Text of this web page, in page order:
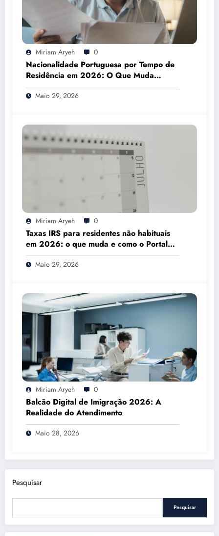
Miriam Aryeh 0
Nacionalidade Portuguesa por Tempo de
Residência em 2026: O Que Muda
Mesmo
Maio 29, 2026
Miriam Aryeh 0
Taxas IRS para residentes não habituais
em 2026: o que muda e como o Portal
das Finanças pode ajudar
Maio 29, 2026
Miriam Aryeh 0
Balcão Digital de Imigração 2026: A
Realidade do Atendimento
Maio 28, 2026
Pesquisar
Pesquisar